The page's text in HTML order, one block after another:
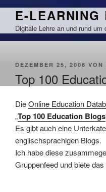
Zum
springen
E-LEARNING
Digitale Lehre an und rund
VERÖFFENTLICHT
DEZEMBER 25, 2006 VON
Top 100
DieOnline Education
„Top 100 Education Blogs
Es gibt auch eine
englischsprachigen Blogs.
Ich habe diese
Gruppenfeed und biete das